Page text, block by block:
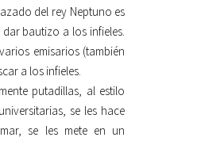
del rey Neptuno es
bautizo a los infieles.
emisarios (también
a los infieles.
putadillas, al estilo
se les hace
se les mete en un